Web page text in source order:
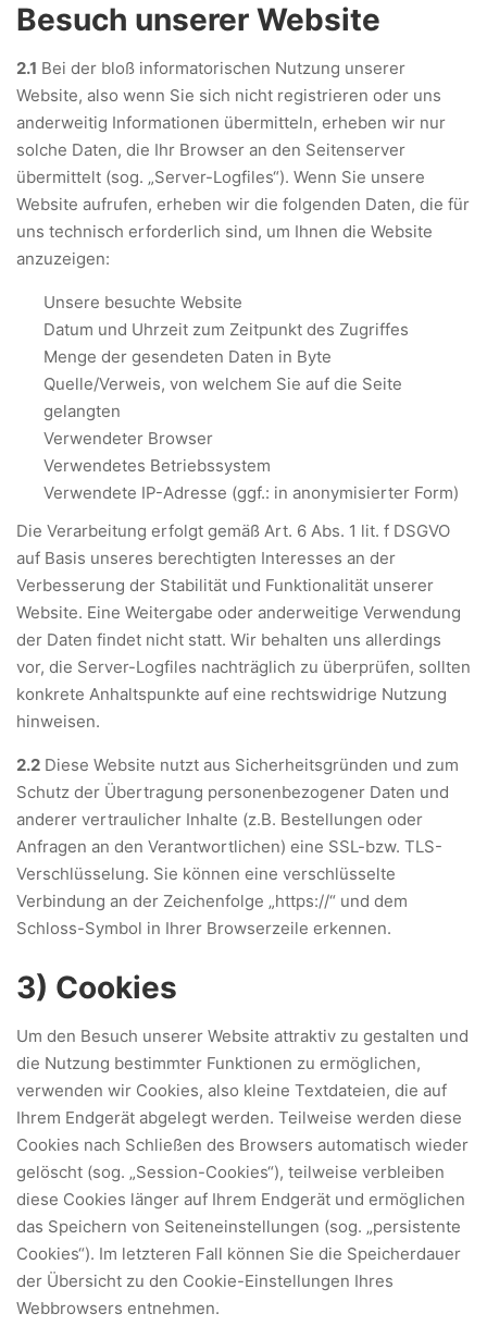
Besuch unserer Website
2.1 Bei der bloß informatorischen Nutzung unserer
Website, also wenn Sie sich nicht registrieren oder uns
anderweitig Informationen übermitteln, erheben wir nur
solche Daten, die Ihr Browser an den Seitenserver
übermittelt (sog. „Server-Logfiles“). Wenn Sie unsere
Website aufrufen, erheben wir die folgenden Daten, die für
uns technisch erforderlich sind, um Ihnen die Website
anzuzeigen:
Unsere besuchte Website
Datum und Uhrzeit zum Zeitpunkt des Zugriffes
Menge der gesendeten Daten in Byte
Quelle/Verweis, von welchem Sie auf die Seite
gelangten
Verwendeter Browser
Verwendetes Betriebssystem
Verwendete IP-Adresse (ggf.: in anonymisierter Form)
Die Verarbeitung erfolgt gemäß Art. 6 Abs. 1 lit. f DSGVO
auf Basis unseres berechtigten Interesses an der
Verbesserung der Stabilität und Funktionalität unserer
Website. Eine Weitergabe oder anderweitige Verwendung
der Daten findet nicht statt. Wir behalten uns allerdings
vor, die Server-Logfiles nachträglich zu überprüfen, sollten
konkrete Anhaltspunkte auf eine rechtswidrige Nutzung
hinweisen.
2.2 Diese Website nutzt aus Sicherheitsgründen und zum
Schutz der Übertragung personenbezogener Daten und
anderer vertraulicher Inhalte (z.B. Bestellungen oder
Anfragen an den Verantwortlichen) eine SSL-bzw. TLS-
Verschlüsselung. Sie können eine verschlüsselte
Verbindung an der Zeichenfolge „https://“ und dem
Schloss-Symbol in Ihrer Browserzeile erkennen.
3) Cookies
Um den Besuch unserer Website attraktiv zu gestalten und
die Nutzung bestimmter Funktionen zu ermöglichen,
verwenden wir Cookies, also kleine Textdateien, die auf
Ihrem Endgerät abgelegt werden. Teilweise werden diese
Cookies nach Schließen des Browsers automatisch wieder
gelöscht (sog. „Session-Cookies“), teilweise verbleiben
diese Cookies länger auf Ihrem Endgerät und ermöglichen
das Speichern von Seiteneinstellungen (sog. „persistente
Cookies“). Im letzteren Fall können Sie die Speicherdauer
der Übersicht zu den Cookie-Einstellungen Ihres
Webbrowsers entnehmen.